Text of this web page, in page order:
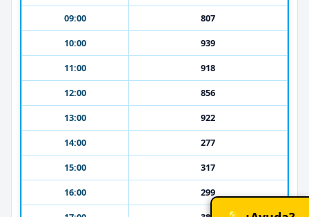
09:00
807
10:00
939
11:00
918
12:00
856
13:00
922
14:00
277
15:00
317
16:00
299